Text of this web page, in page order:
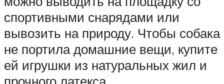
спортивными снарядами или
вывозить на природу. Чтобы собака
не портила домашние вещи, купите
ей игрушки из натуральных жил и